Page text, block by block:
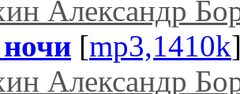
Александр
[mp3,1410k
Александр